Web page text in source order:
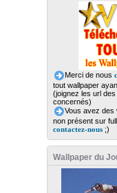
Merci de nous
tout wallpaper
(joignez les url des
concernés)
Vous avez des
non présent sur
contactez-nous;)
Wallpaper du